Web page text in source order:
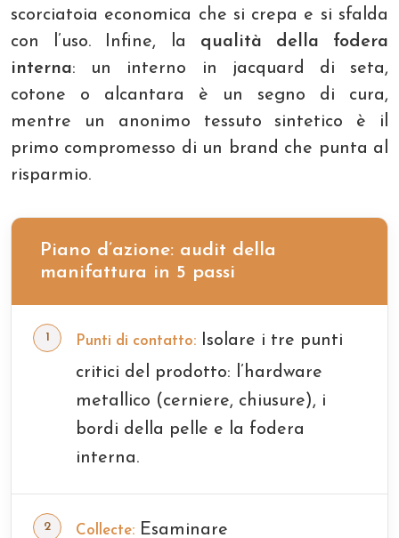
scorciatoia economica che si crepa e si sfalda
con l’uso. Infine, la qualità della fodera
interna: un interno in jacquard di seta,
cotone o alcantara è un segno di cura,
mentre un anonimo tessuto sintetico è il
primo compromesso di un brand che punta al
risparmio.
Piano d’azione: audit della
manifattura in 5 passi
Punti di contatto: Isolare i tre punti
critici del prodotto: l’hardware
metallico (cerniere, chiusure), i
bordi della pelle e la fodera
interna.
Collecte: Esaminare